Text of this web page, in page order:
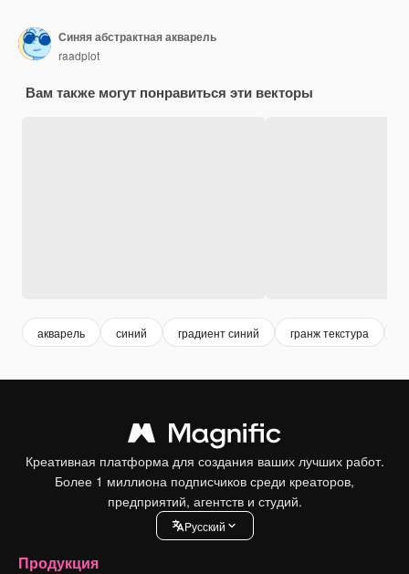
Синяя абстрактная акварель
raadplot
Вам также могут понравиться эти векторы
акварель синий градиент синий гранж текстура
Креативная платформа для создания ваших лучших работ.
Более 1 миллиона подписчиков среди креаторов,
предприятий, агентств и студий.
Pусский
Продукция